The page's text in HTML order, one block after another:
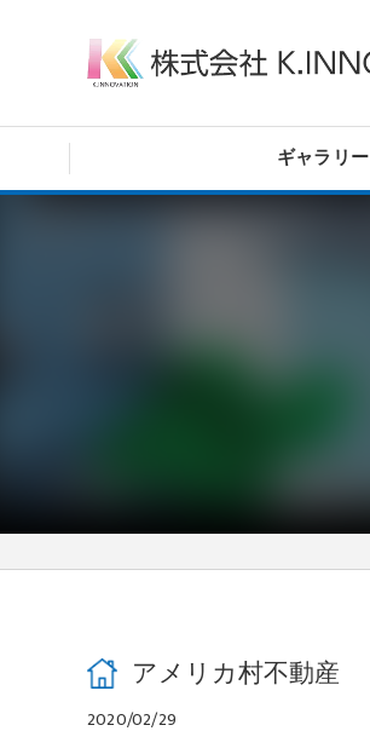
ギャラリー
アメリカ村不動産
2020/02/29